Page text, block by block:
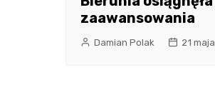
zaawansowania
Damian Polak 21